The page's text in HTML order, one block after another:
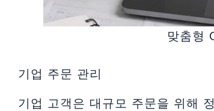
맞춤형
기업 주문 관리
기업 고객은 대규모 주문을 위해